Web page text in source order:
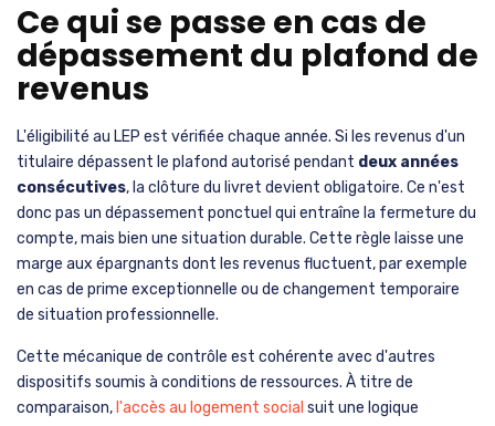
Ce qui se passe en cas de
dépassement du plafond de
revenus
L'éligibilité au LEP est vérifiée chaque année. Si les revenus d'un
titulaire dépassent le plafond autorisé pendant deux années
consécutives, la clôture du livret devient obligatoire. Ce n'est
donc pas un dépassement ponctuel qui entraîne la fermeture du
compte, mais bien une situation durable. Cette règle laisse une
marge aux épargnants dont les revenus fluctuent, par exemple
en cas de prime exceptionnelle ou de changement temporaire
de situation professionnelle.
Cette mécanique de contrôle est cohérente avec d'autres
dispositifs soumis à conditions de ressources. À titre de
comparaison, l'accès au logement social suit une logique